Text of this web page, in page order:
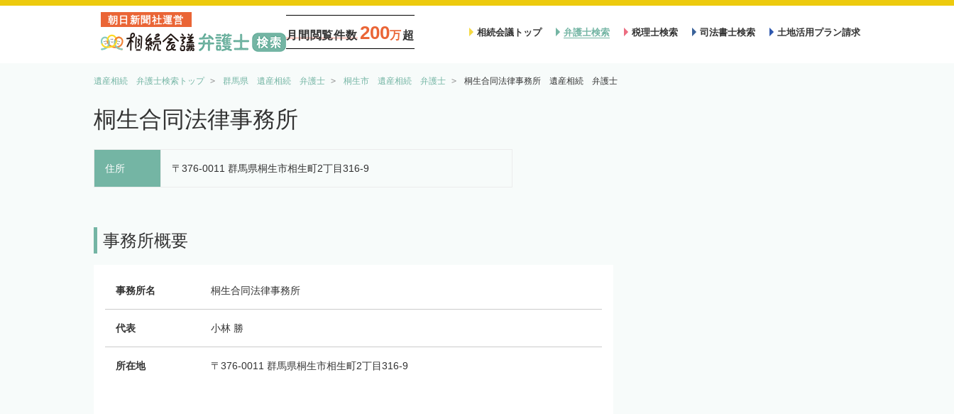
朝日新聞社運営
月間閲覧件数 200万超 相続会議トップ 弁護士検索 税理士検索 司法書士検索 土地活用プラン請求
遺産相続 弁護士検索トップ 群馬県 遺産相続 弁護士 桐生市 遺産相続 弁護士 桐生合同法律事務所 遺産相続 弁護士
桐生合同法律事務所
住所 〒376-0011 群馬県桐生市相生町2丁目316-9
事務所概要
事務所名 桐生合同法律事務所
代表 小林 勝
所在地 〒376-0011 群馬県桐生市相生町2丁目316-9